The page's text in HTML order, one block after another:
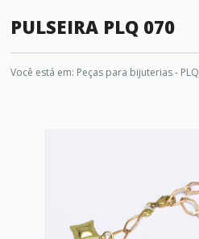
PULSEIRA PLQ 070
Você está em: Peças para bijuterias - PLQ